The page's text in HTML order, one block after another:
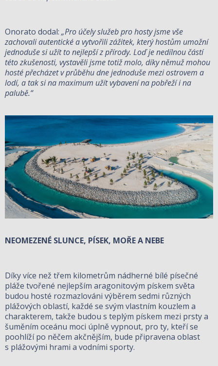
Onorato dodal: „Pro účely služeb pro hosty jsme vše
zachovali autentické a vytvořili zážitek, který hostům umožní
jednoduše si užít to nejlepší z přírody. Loď je nedílnou částí
této zkušenosti, vystavěli jsme totiž molo, díky němuž mohou
hosté přecházet v průběhu dne jednoduše mezi ostrovem a
lodí, a tak si na maximum užít vybavení na pobřeží i na
palubě.“
NEOMEZENÉ SLUNCE, PÍSEK, MOŘE A NEBE
Díky více než třem kilometrům nádherné bílé písečné
pláže tvořené nejlepším aragonitovým pískem světa
budou hosté rozmazlováni výběrem sedmi různých
plážových oblastí, každé se svým vlastním kouzlem a
charakterem, takže budou s teplým pískem mezi prsty a
šuměním oceánu moci úplně vypnout, pro ty, kteří se
poohlíží po něčem akčnějším, bude připravena oblast
s plážovými hrami a vodními sporty.